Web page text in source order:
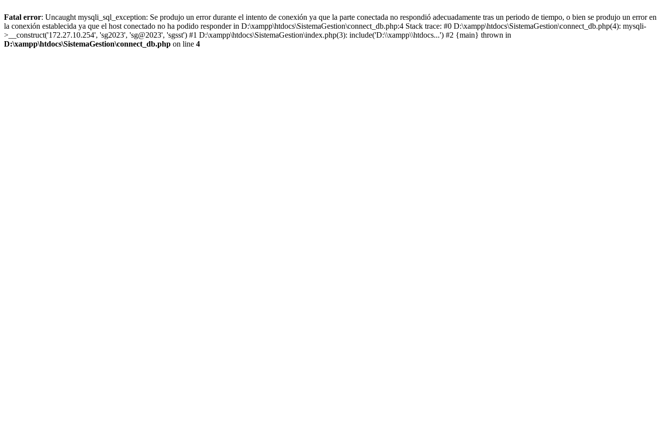
Fatal error: Uncaught mysqli_sql_exception: Se produjo un error durante el intento de conexión ya que la parte conectada no respondió adecuadamente tras un periodo de tiempo, o bien se produjo un error en
la conexión establecida ya que el host conectado no ha podido responder in D:\xampp\htdocs\SistemaGestion\connect_db.php:4 Stack trace: #0 D:\xampp\htdocs\SistemaGestion\connect_db.php(4): mysqli-
>__construct('172.27.10.254', 'sg2023', 'sg@2023', 'sgsst') #1 D:\xampp\htdocs\SistemaGestion\index.php(3): include('D:\\xampp\\htdocs...') #2 {main} thrown in
D:\xampp\htdocs\SistemaGestion\connect_db.php on line 4